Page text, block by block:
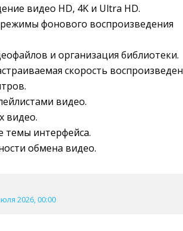
видео HD, 4K и Ultra HD.
фонового воспроизведения
и организация библиотеки.
скорость
видео.
видео.
темы интерфейса.
обмена видео.
2026, 00:00